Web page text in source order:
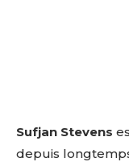
Sufjan Stevens
depuis